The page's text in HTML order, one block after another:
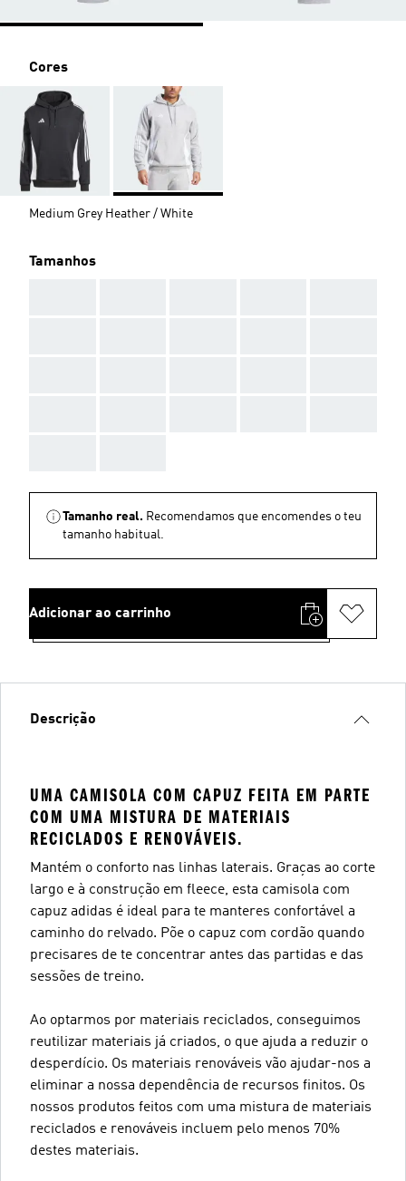
Cores
Medium Grey Heather / White
Tamanhos
Tamanho real. Recomendamos que encomendes o teu
tamanho habitual.
Adicionar ao carrinho
Descrição
UMA CAMISOLA COM CAPUZ FEITA EM PARTE
COM UMA MISTURA DE MATERIAIS
RECICLADOS E RENOVÁVEIS.
Mantém o conforto nas linhas laterais. Graças ao corte
largo e à construção em fleece, esta camisola com
capuz adidas é ideal para te manteres confortável a
caminho do relvado. Põe o capuz com cordão quando
precisares de te concentrar antes das partidas e das
sessões de treino.
Ao optarmos por materiais reciclados, conseguimos
reutilizar materiais já criados, o que ajuda a reduzir o
desperdício. Os materiais renováveis vão ajudar-nos a
eliminar a nossa dependência de recursos finitos. Os
nossos produtos feitos com uma mistura de materiais
reciclados e renováveis incluem pelo menos 70%
destes materiais.